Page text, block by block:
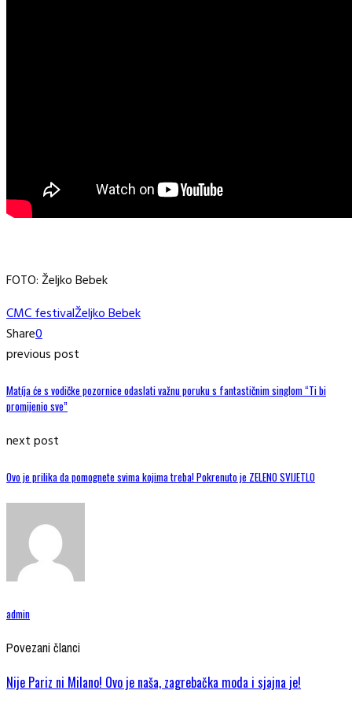
FOTO: Željko Bebek
CMC festivalŽeljko Bebek
Share0
previous post
Matíja će s vodičke pozornice odaslati važnu poruku s fantastičnim singlom “Ti bi
promijenio sve”
next post
Ovo je prilika da pomognete svima kojima treba! Pokrenuto je ZELENO SVIJETLO
admin
Povezani članci
Nije Pariz ni Milano! Ovo je naša, zagrebačka moda i sjajna je!